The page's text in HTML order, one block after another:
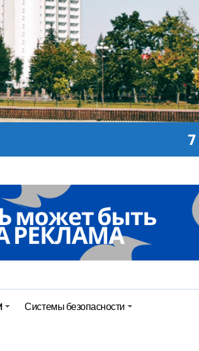
школьном питании
Дворца Независимости
школьном питании
7
Системы безопасности